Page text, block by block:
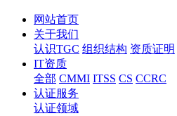
网站首页
关于我们
认识TGC 组织结构 资质证明
IT资质
全部 CMMI ITSS CS CCRC
认证服务
认证领域